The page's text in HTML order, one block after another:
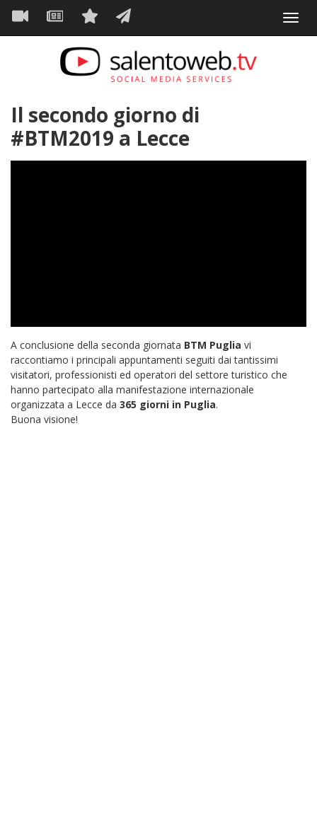
Salta
contenuto
Navigazione
principale
Il secondo giorno di
#BTM2019 a Lecce
A conclusione della seconda giornata BTM Puglia vi
raccontiamo i principali appuntamenti seguiti dai tantissimi
visitatori, professionisti ed operatori del settore turistico che
hanno partecipato alla manifestazione internazionale
organizzata a Lecce da 365 giorni in Puglia.
Buona visione!